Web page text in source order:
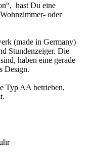
hast Du eine
oder
(made in Germany)
Stundenzeiger. Die
haben eine gerade
Design.
Typ AA betrieben,